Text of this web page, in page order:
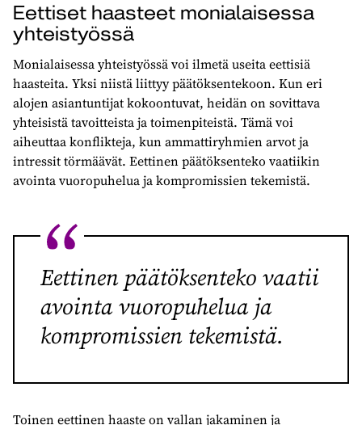
Eettiset haasteet monialaisessa
yhteistyössä
Monialaisessa yhteistyössä voi ilmetä useita eettisiä
haasteita. Yksi niistä liittyy päätöksentekoon. Kun eri
alojen asiantuntijat kokoontuvat, heidän on sovittava
yhteisistä tavoitteista ja toimenpiteistä. Tämä voi
aiheuttaa konflikteja, kun ammattiryhmien arvot ja
intressit törmäävät. Eettinen päätöksenteko vaatiikin
avointa vuoropuhelua ja kompromissien tekemistä.
Eettinen päätöksenteko vaatii
avointa vuoropuhelua ja
kompromissien tekemistä.
Toinen eettinen haaste on vallan jakaminen ja